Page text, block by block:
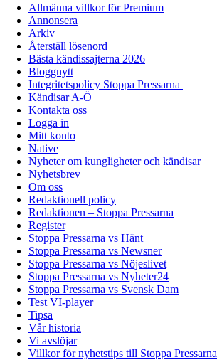
Allmänna villkor för Premium
Annonsera
Arkiv
Återställ lösenord
Bästa kändissajterna 2026
Bloggnytt
Integritetspolicy Stoppa Pressarna
Kändisar A-Ö
Kontakta oss
Logga in
Mitt konto
Native
Nyheter om kungligheter och kändisar
Nyhetsbrev
Om oss
Redaktionell policy
Redaktionen – Stoppa Pressarna
Register
Stoppa Pressarna vs Hänt
Stoppa Pressarna vs Newsner
Stoppa Pressarna vs Nöjeslivet
Stoppa Pressarna vs Nyheter24
Stoppa Pressarna vs Svensk Dam
Test VI-player
Tipsa
Vår historia
Vi avslöjar
Villkor för nyhetstips till Stoppa Pressarna